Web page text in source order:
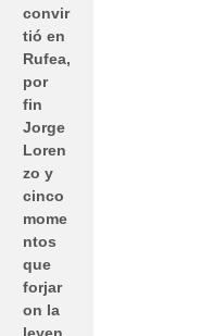
convir
tió en
Rufea,
por
fin
Jorge
Loren
zo y
cinco
mome
ntos
que
forjar
on la
leyen